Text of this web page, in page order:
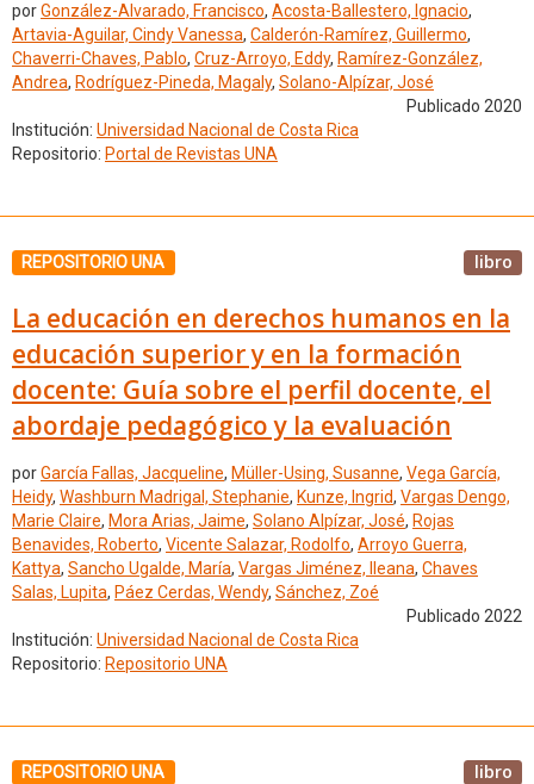
porGonzález-Alvarado, Francisco, Acosta-Ballestero, Ignacio,
Artavia-Aguilar, Cindy Vanessa, Calderón-Ramírez, Guillermo,
Chaverri-Chaves, Pablo, Cruz-Arroyo, Eddy, Ramírez-González,
Andrea, Rodríguez-Pineda, Magaly, Solano-Alpízar, José
Publicado 2020
Institución: Universidad Nacional de Costa Rica
Repositorio: Portal de Revistas UNA
REPOSITORIO UNA libro
La educación en derechos humanos en la
educación superior y en la formación
docente: Guía sobre el perfil docente, el
abordaje pedagógico y la evaluación
porGarcía Fallas, Jacqueline, Müller-Using, Susanne, Vega García,
Heidy, Washburn Madrigal, Stephanie, Kunze, Ingrid, Vargas Dengo,
Marie Claire, Mora Arias, Jaime, Solano Alpízar, José, Rojas
Benavides, Roberto, Vicente Salazar, Rodolfo, Arroyo Guerra,
Kattya, Sancho Ugalde, María, Vargas Jiménez, Ileana, Chaves
Salas, Lupita, Páez Cerdas, Wendy, Sánchez, Zoé
Publicado 2022
Institución: Universidad Nacional de Costa Rica
Repositorio: Repositorio UNA
REPOSITORIO UNA libro